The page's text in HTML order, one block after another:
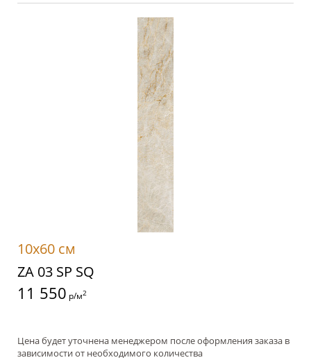
10x60 см
ZA 03 SP SQ
11 550 р/м2
Цена будет уточнена менеджером после оформления заказа в
зависимости от необходимого количества